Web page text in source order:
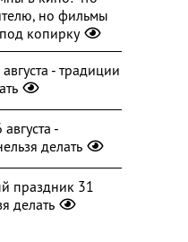
но фильмы
копирку
- традиции
-
делать
праздник 31
делать